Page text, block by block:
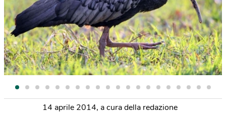
14 aprile 2014, a cura della redazione